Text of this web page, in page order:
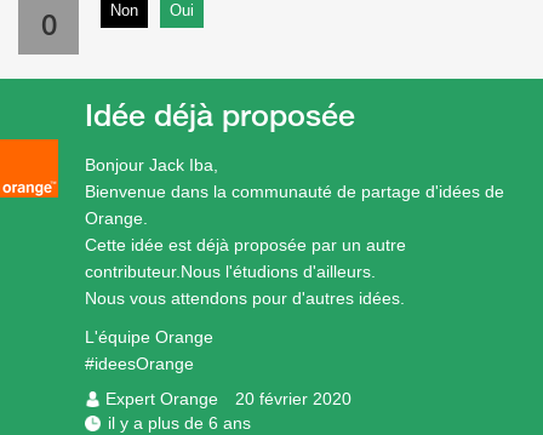
0 Non Oui
Bonjour Jack Iba,
Bienvenue dans la communauté de partage d'idées de
Orange.
Cette idée est déjà proposée par un autre
contributeur.Nous l'étudions d'ailleurs.
Nous vous attendons pour d'autres idées.
L'équipe Orange
#ideesOrange
Expert Orange
20 février 2020
il y a plus de 6 ans
Idée déjà proposée